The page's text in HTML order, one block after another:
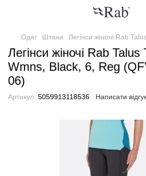
Одяг Штани Легінси жіночі Rab
Легінси жіночі Rab Talus
Wmns, Black, 6, Reg
06)
Артикул: 5059913118536 Написати